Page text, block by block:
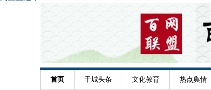
首页 千城头条 文化教育 热点舆情